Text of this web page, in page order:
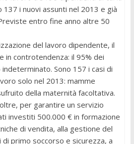
137 i nuovi assunti nel 2013 e già
entro fine anno altre 50
del lavoro dipendente, il
in controtendenza: il 95% dei
Sono 157 i casi di
solo nel 2013: mamme
della maternità facoltativa.
per garantire un servizio
investiti 500.000 € in formazione
di vendita, alla gestione del
primo soccorso e sicurezza, a